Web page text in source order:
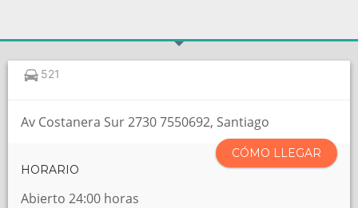
521
Av Costanera Sur 2730 7550692, Santiago
CÓMO LLEGAR
HORARIO
Abierto 24:00 horas